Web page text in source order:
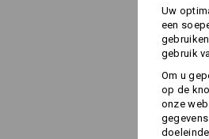
Uw
een
gebruik
Om u
op de
onze